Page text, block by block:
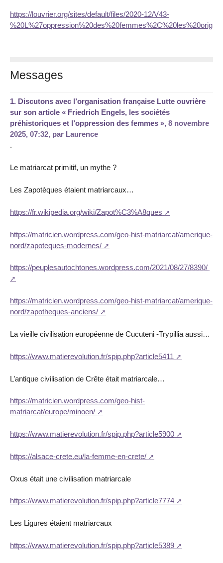
https://louvrier.org/sites/default/files/2020-12/V43-
Messages
1. Discutons avec l’organisation française Lutte ouvrière
sur son article « Friedrich Engels, les sociétés
préhistoriques et l’oppression des femmes », 8 novembre
2025, 07:32, par Laurence
.
Le matriarcat primitif, un mythe ?
Les Zapotèques étaient matriarcaux…
https://fr.wikipedia.org/wiki/Zapot%C3%A8ques
https://matricien.wordpress.com/geo-hist-matriarcat/amerique-
nord/zapoteques-modernes/
https://peuplesautochtones.wordpress.com/2021/08/27/8390/
https://matricien.wordpress.com/geo-hist-matriarcat/amerique-
nord/zapotheques-anciens/
La vieille civilisation européenne de Cucuteni -Trypillia aussi…
https://www.matierevolution.fr/spip.php?article5411
L’antique civilisation de Crête était matriarcale…
https://matricien.wordpress.com/geo-hist-
matriarcat/europe/minoen/
https://www.matierevolution.fr/spip.php?article5900
https://alsace-crete.eu/la-femme-en-crete/
Oxus était une civilisation matriarcale
https://www.matierevolution.fr/spip.php?article7774
Les Ligures étaient matriarcaux
https://www.matierevolution.fr/spip.php?article5389